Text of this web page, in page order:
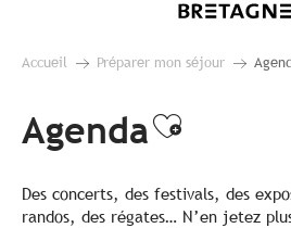
Accueil Préparer mon séjour
AgendaAjouter
Des concerts, des festivals, des
randos, des régates… N’en jetez